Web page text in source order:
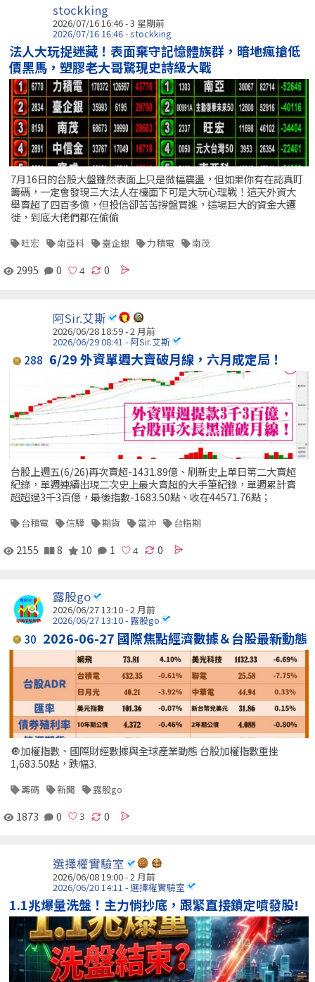
stockking
2026/07/16 16:46 - 3 星期前
2026/07/16 16:46 - stockking
法人大玩捉迷藏！表面棄守記憶體族群，暗地瘋搶低
價黑馬，塑膠老大哥驚現史詩級大戰
7月16日的台股大盤雖然表面上只是微幅震盪，但如果你有在認真盯
籌碼，一定會發現三大法人在檯面下可是大玩心理戰！這天外資大
舉賣超了四百多億，但投信卻苦苦撐盤買進，這場巨大的資金大遷
徙，到底大佬們都在偷偷
旺宏 南亞科 臺企銀 力積電 南茂
2995 0 0
阿Sir.艾斯
2026/06/28 18:59 - 2 月前
2026/06/29 08:41 - 阿Sir.艾斯
288 6/29 外資單週大賣破月線，六月成定局！
台股上週五(6/26)再次賣超-1431.89億、刷新史上單日第二大賣超
紀錄，單週連續出現二次史上最大賣超的大手筆紀錄，單週累計賣
超超過3千3百億，最後指數-1683.50點、收在44571.76點；
台積電 信驊 期貨 當沖 台指期
2155 8 10 1 0
露股go
2026/06/27 13:10 - 2 月前
2026/06/27 13:10 - 露股go
30 2026-06-27 國際焦點經濟數據＆台股最新動態
🔘加權指數、國際財經數據與全球產業動態 台股加權指數重挫
1,683.50點，跌幅3.
籌碼 新聞 露股go
1873 0 0
選擇權實驗室
2026/06/08 19:00 - 2 月前
2026/06/20 14:11 - 選擇權實驗室
1.1兆爆量洗盤！主力悄抄底，跟緊直接鎖定噴發股!